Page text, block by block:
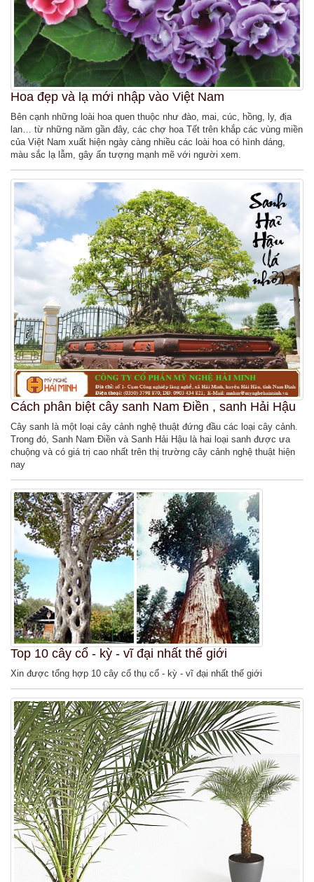
Hoa đẹp và lạ mới nhập vào Việt Nam
Bên cạnh những loài hoa quen thuộc như đào, mai, cúc, hồng, ly, địa
lan… từ những năm gần đây, các chợ hoa Tết trên khắp các vùng miền
của Việt Nam xuất hiện ngày càng nhiều các loài hoa có hình dáng,
màu sắc lạ lẫm, gây ấn tượng mạnh mẽ với người xem.
Cách phân biệt cây sanh Nam Điền , sanh Hải Hậu
Cây sanh là một loại cây cảnh nghệ thuật đứng đầu các loại cây cảnh.
Trong đó, Sanh Nam Điền và Sanh Hải Hậu là hai loại sanh được ưa
chuộng và có giá trị cao nhất trên thị trường cây cảnh nghệ thuật hiện
nay
Top 10 cây cổ - kỳ - vĩ đại nhất thế giới
Xin được tổng hợp 10 cây cổ thụ cổ - kỳ - vĩ đại nhất thế giới